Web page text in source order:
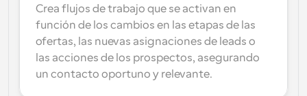
Crea flujos de trabajo que se activan en
función de los cambios en las etapas de las
ofertas, las nuevas asignaciones de leads o
las acciones de los prospectos, asegurando
un contacto oportuno y relevante.